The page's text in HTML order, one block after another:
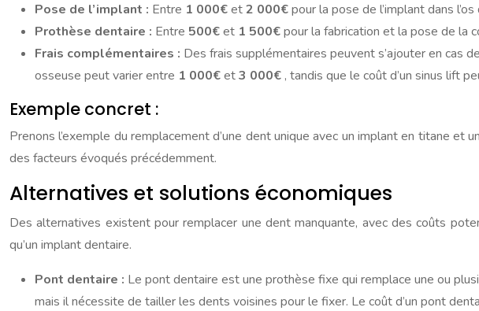
Pose de l’implant : Entre 1 000€et2 000€pour la pose de l’implant dans
Prothèse dentaire : Entre 500€et 1 500€pour la fabrication et la pose de la
Frais complémentaires : Des frais supplémentaires peuvent s’ajouter en cas
osseuse peut varier entre 1 000€et3 000€ , tandis que le coût d’un sinus lift
Exemple concret :
Prenons l’exemple du remplacement d’une dent unique avec un implant en titane
des facteurs évoqués précédemment.
Alternatives et solutions économiques
Des alternatives existent pour remplacer une dent manquante, avec des coûts
qu’un implant dentaire.
Pont dentaire : Le pont dentaire est une prothèse fixe qui remplace une ou
mais il nécessite de tailler les dents voisines pour le fixer. Le coût d’un pont